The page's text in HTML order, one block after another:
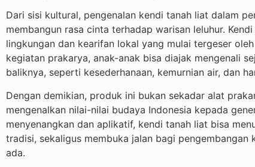
Dari sisi kultural, pengenalan kendi tanah liat dalam
membangun rasa cinta terhadap warisan leluhur.
lingkungan dan kearifan lokal yang mulai tergeser
kegiatan prakarya, anak-anak bisa diajak mengenali
baliknya, seperti kesederhanaan, kemurnian air, dan
Dengan demikian, produk ini bukan sekadar alat
mengenalkan nilai-nilai budaya Indonesia kepada
menyenangkan dan aplikatif, kendi tanah liat bisa
tradisi, sekaligus membuka jalan bagi
ada.